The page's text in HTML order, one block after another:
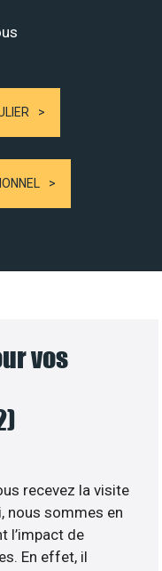
vos
recevez la visite
nous sommes en
l’impact de
En effet, il